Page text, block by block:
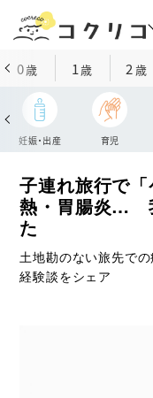
0歳 1歳 2 歳
妊娠・出産 育児
子連れ旅行で
熱・胃腸炎…
た
土地勘のない旅先で
経験談をシェア